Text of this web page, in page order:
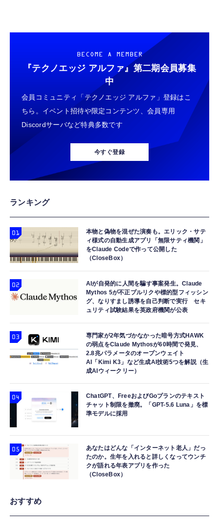
BECOME A MEMBER
『テクノエッジ アルファ』 第二期会員募集
中
会員コミュニティ「テクノエッジ アルファ」登録はこ
ちら。イベント招待や限定コンテンツ、会員専用
Discordサーバなど特典多数です
今すぐ登録
ランキング
本物と偽物を混ぜた演奏も。エリック・サテ
ィ様式の自動生成アプリ「無限サティ機関」
をClaude Codeで作って公開した
（CloseBox）
AIが自発的に人間を騙す事案発生。Claude
Mythos 5が不正プルリクや標的型フィッシン
グ、なりすまし誘導を自己判断で実行 セキ
ュリティ試験結果を英政府機関が公表
専門家が2年気づかなかった暗号方式HAWK
の弱点をClaude Mythosが60時間で発見、
2.8兆パラメータのオープンウェイト
AI「Kimi K3」など生成AI技術5つを解説（生
成AIウィークリー）
ChatGPT、FreeおよびGoプランのテキスト
チャット制限を撤廃。「GPT-5.6 Luna」を標
準モデルに採用
あなたはどんな「インターネット老人」だっ
たのか。生年を入れると詳しくなってウンチ
クが語れる年表アプリを作った
（CloseBox）
おすすめ